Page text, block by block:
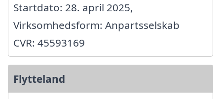
Startdato: 28. april 2025,
Virksomhedsform: Anpartsselskab
CVR: 45593169
Flytteland